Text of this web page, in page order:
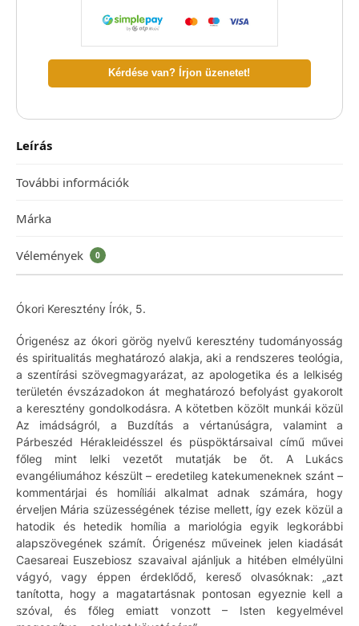
Kérdése van? Írjon üzenetet!
Leírás
További információk
Márka
Vélemények 0
Ókori Keresztény Írók, 5.
Órigenész az ókori görög nyelvű keresztény tudományosság
és spiritualitás meghatározó alakja, aki a rendszeres teológia,
a szentírási szövegmagyarázat, az apologetika és a lelkiség
területén évszázadokon át meghatározó befolyást gyakorolt
a keresztény gondolkodásra. A kötetben közölt munkái közül
Az imádságról, a Buzdítás a vértanúságra, valamint a
Párbeszéd Hérakleidésszel és püspöktársaival című művei
főleg mint lelki vezetőt mutatják be őt. A Lukács
evangéliumához készült – eredetileg katekumeneknek szánt –
kommentárjai és homíliái alkalmat adnak számára, hogy
érveljen Mária szüzességének tézise mellett, így ezek közül a
hatodik és hetedik homília a mariológia egyik legkorábbi
alapszövegének számít. Órigenész műveinek jelen kiadását
Caesareai Euszebiosz szavaival ajánljuk a hitében elmélyülni
vágyó, vagy éppen érdeklődő, kereső olvasóknak: „azt
tanította, hogy a magatartásnak pontosan egyeznie kell a
szóval, és főleg emiatt vonzott – Isten kegyelmével